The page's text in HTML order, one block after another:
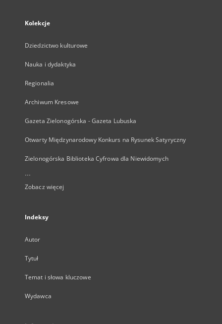
Kolekcje
Dziedzictwo kulturowe
Nauka i dydaktyka
Regionalia
Archiwum Kresowe
Gazeta Zielonogórska - Gazeta Lubuska
Otwarty Międzynarodowy Konkurs na Rysunek Satyryczny
Zielonogórska Biblioteka Cyfrowa dla Niewidomych
...
Zobacz więcej
Indeksy
Autor
Tytuł
Temat i słowa kluczowe
Wydawca